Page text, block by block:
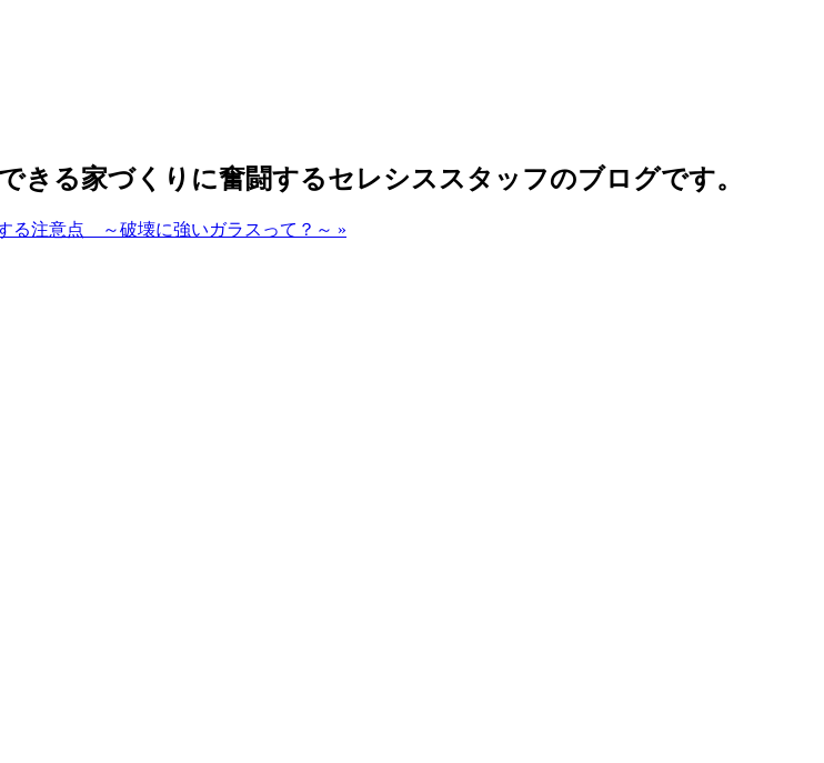
る家づくりに奮闘するセレシススタッフのブログです。
る注意点 ～破壊に強いガラスって？～ »